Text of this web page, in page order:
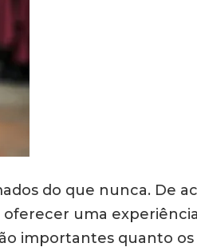
do que nunca. De
uma
importantes quanto